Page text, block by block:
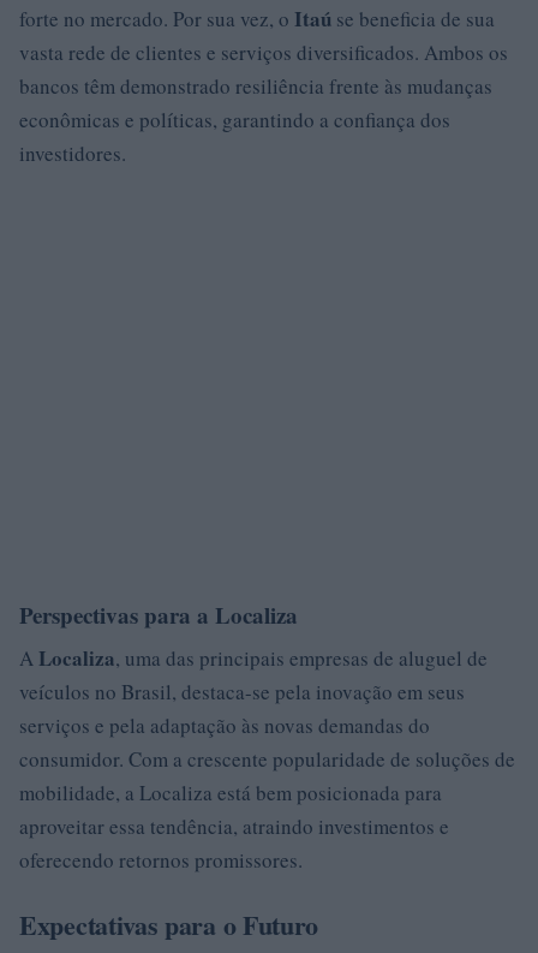
forte no mercado. Por sua vez, o Itaú se beneficia de sua
vasta rede de clientes e serviços diversificados. Ambos os
bancos têm demonstrado resiliência frente às mudanças
econômicas e políticas, garantindo a confiança dos
investidores.
Perspectivas para a Localiza
A Localiza, uma das principais empresas de aluguel de
veículos no Brasil, destaca-se pela inovação em seus
serviços e pela adaptação às novas demandas do
consumidor. Com a crescente popularidade de soluções de
mobilidade, a Localiza está bem posicionada para
aproveitar essa tendência, atraindo investimentos e
oferecendo retornos promissores.
Expectativas para o Futuro